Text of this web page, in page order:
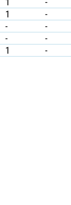
1 -
- -
- -
1 -